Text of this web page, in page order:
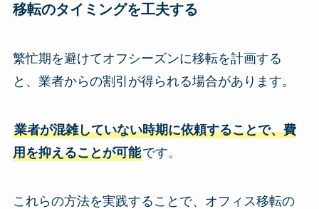
移転のタイミングを工夫する
繁忙期を避けてオフシーズンに移転を計画する
と、業者からの割引が得られる場合があります。
業者が混雑していない時期に依頼することで、費
用を抑えることが可能です。
これらの方法を実践することで、オフィス移転の